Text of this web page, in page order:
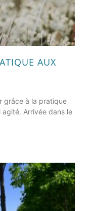
AUX
grâce à la pratique
Arrivée dans le